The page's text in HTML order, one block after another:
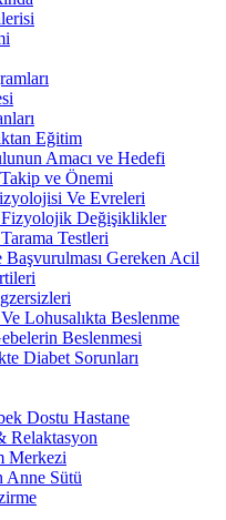
Eğitim
Amacı ve Hedefi
ve Önemi
Ve Evreleri
Değişiklikler
Testleri
Başvurulması Gereken Acil
Lohusalıkta Beslenme
Beslenmesi
Diabet Sorunları
Dostu Hastane
Relaktasyon
Merkezi
Anne Sütü